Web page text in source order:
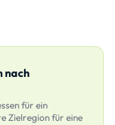
nach
für ein
Zielregion für eine